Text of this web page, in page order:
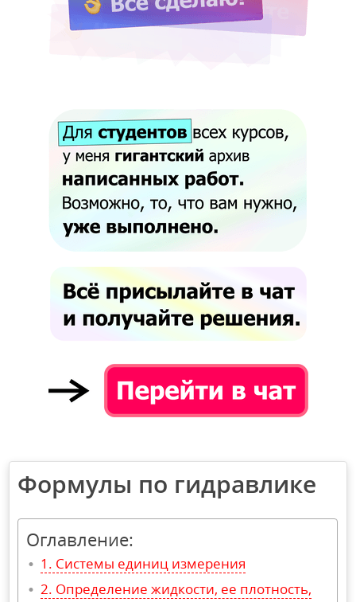
Формулы по гидравлике
Оглавление:
Системы единиц измерения
Определение жидкости, ее плотность,